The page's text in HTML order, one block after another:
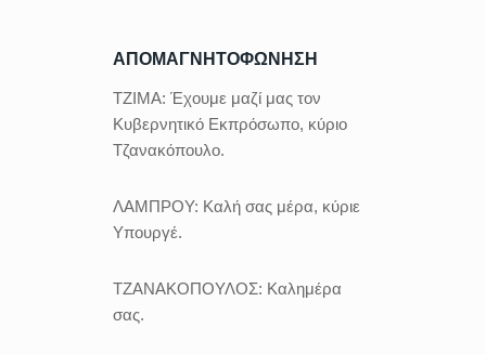
ΑΠΟΜΑΓΝΗΤΟΦΩΝΗΣΗ
ΤΖΙΜΑ: Έχουμε μαζί μας τον
Κυβερνητικό Εκπρόσωπο, κύριο
Τζανακόπουλο.
ΛΑΜΠΡΟΥ: Καλή σας μέρα, κύριε
Υπουργέ.
ΤΖΑΝΑΚΟΠΟΥΛΟΣ: Καλημέρα
σας.